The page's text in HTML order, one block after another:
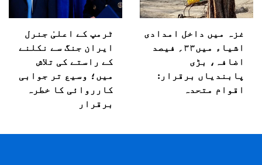
غزہ میں داخل امدادی
اشیاء میں۳۳؍ فیصد
اضافہ، بڑی
پابندیاں برقرار:
اقوام متحدہ
ٹرمپ کے اعلیٰ جنرل
ایران جنگ سے نکلنے
کے راستے کی تلاش
میں؛ وسیع تر جوابی
کارروائی کا خطرہ
برقرار